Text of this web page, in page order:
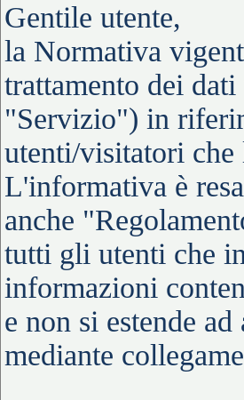
Gentile utente,
la Normativa
trattamento dei
"Servizio") in
utenti/visitatori
L'informativa è
anche
tutti gli utenti che
informazioni
e non si estende
mediante